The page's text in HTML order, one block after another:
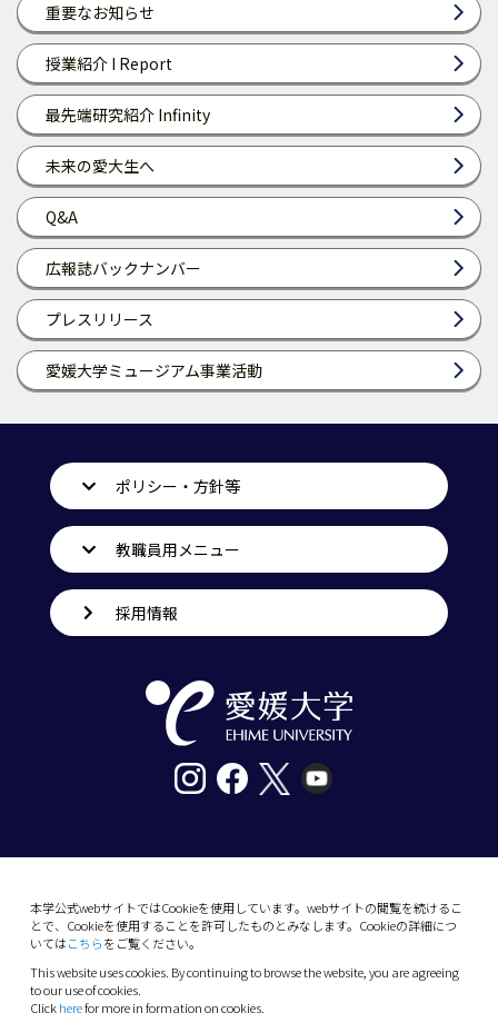
重要なお知らせ
授業紹介 I Report
最先端研究紹介 Infinity
未来の愛大生へ
Q&A
広報誌バックナンバー
プレスリリース
愛媛大学ミュージアム事業活動
本学公式webサイトではCookieを使用しています。webサイトの閲覧を続けるこ
とで、Cookieを使用することを許可したものとみなします。Cookieの詳細につ
いてはこちらをご覧ください。
This website uses cookies. By continuing to browse the website, you are agreeing
to our use of cookies.
Clickherefor more in formation on cookies.
ポリシー・方針等
教職員用メニュー
採用情報
10-13 Dogo-Himata, Matsuyama, Ehime 790-
Phone: +81 89-927-9000